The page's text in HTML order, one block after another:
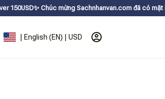
Chúc mừng Sachnhanvan.com đã có mặt hơn 200
| English (EN) | USD